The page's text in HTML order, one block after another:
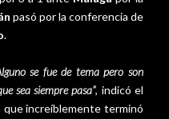
pasó por la conferencia de
.
se fue de tema pero son
sea siempre pasa”, indicó el
increíblemente terminó